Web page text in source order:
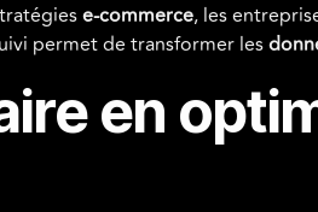
e-commerce, les
permet de transformer les
en